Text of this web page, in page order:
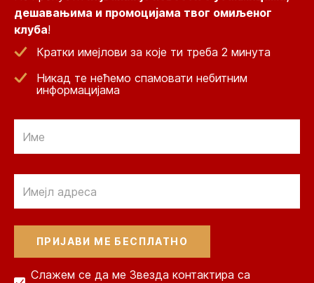
дешавањима и промоцијама твог омиљеног
клуба!
Кратки имејлови за које ти треба 2 минута
Никад те нећемо спамовати небитним
информацијама
Слажем се да ме Звезда контактира са